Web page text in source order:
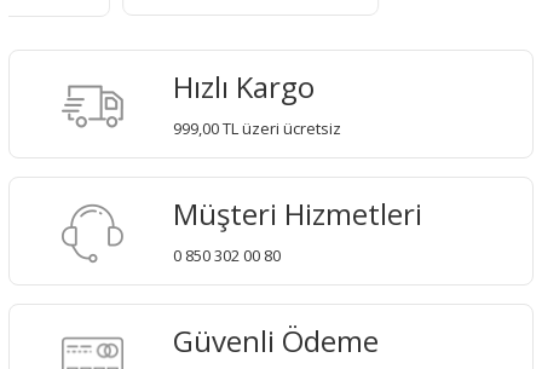
Hızlı Kargo
999,00 TL üzeri ücretsiz
Müşteri Hizmetleri
0 850 302 00 80
Güvenli Ödeme